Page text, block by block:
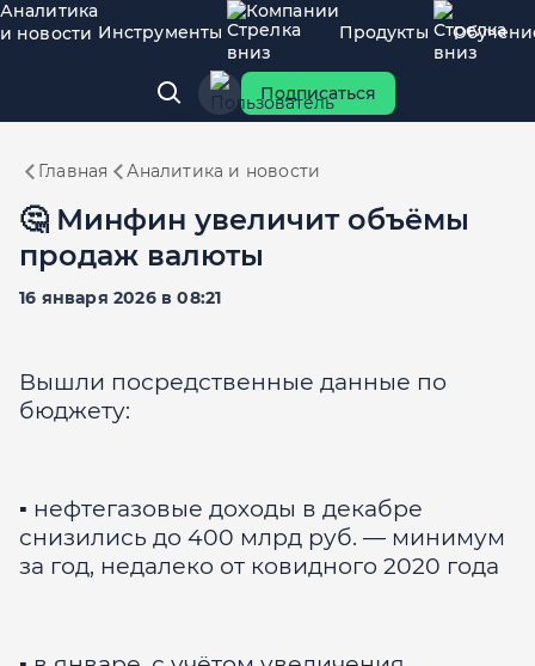
Аналитика
и новости Инструменты
Компании
Продукты
Подписаться
Главная Аналитика и новости
🤔 Минфин увеличит объёмы
продаж валюты
16 января 2026 в 08:21
Вышли посредственные данные по
бюджету:
▪️ нефтегазовые доходы в декабре
снизились до 400 млрд руб. — минимум
за год, недалеко от ковидного 2020 года